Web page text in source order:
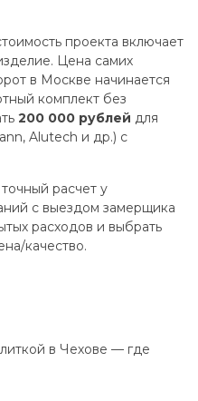
проекта включает
Цена самих
в Москве начинается
комплект без
200 000 рублей для
Alutech и др.) с
расчет у
с выездом замерщика
расходов и выбрать
качество.
в Чехове — где